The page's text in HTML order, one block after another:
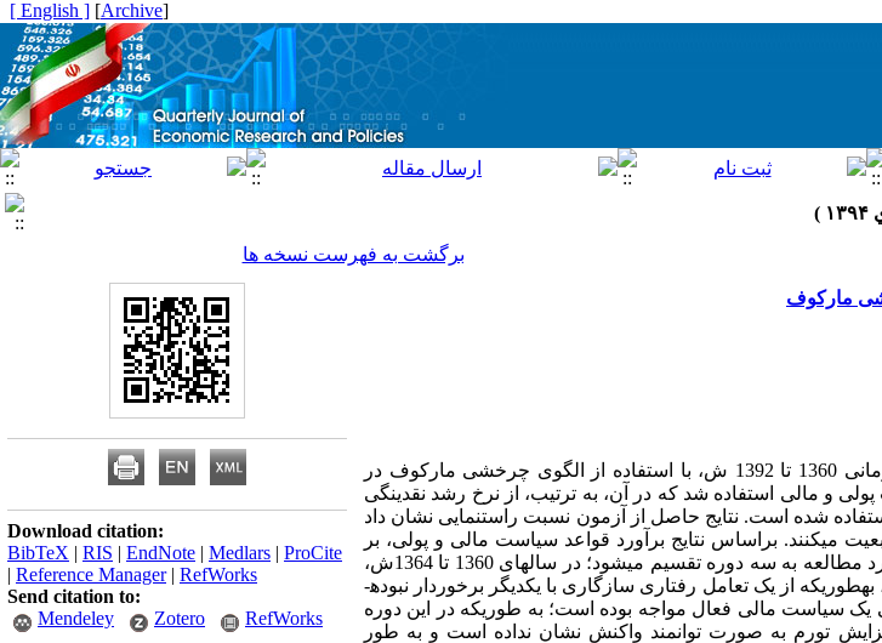
[
Archive
]
[ English ]
برگشت به فهرست نسخه ها
مارکوف
در این مطالعه، رفتار سیاست پولی و سیاست مالی، طی دوره زمانی 1360 تا 1392 ش، با استفاده از الگوی چرخشی مارکوف در
و مالی استفاده شد که در آن، به ترتیب، از نرخ رشد نقدینگی
شده است. نتایج حاصل از آزمون نسبت راست­نمایی نشان داد
می­کنند. براساس نتایج برآورد قواعد سیاست مالی و پولی، بر
مبنای مدل چرخشی مارکوف در اقتصاد ایران، کل دوره زمانی مورد مطالعه به سه دوره تقسیم می­شود؛ در سال­های 1360 تا 1364ش،
هر دو سیاست­گذاران با یک سیاست پولی و مالی منفعل مواجه بودند، به­طوریکه از یک تعامل رفتاری سازگاری با یکدیگر برخوردار نبوده­
پولی منفعل ولی یک سیاست مالی فعال مواجه بوده است؛ به طوری­که در این دوره
تورم به صورت توانمند واکنش نشان نداده است و به طور
Download citation:
BibTeX | RIS | EndNote | Medlars | ProCite
| Reference Manager| RefWorks
Send citation to:
Mendeley
Zotero RefWorks